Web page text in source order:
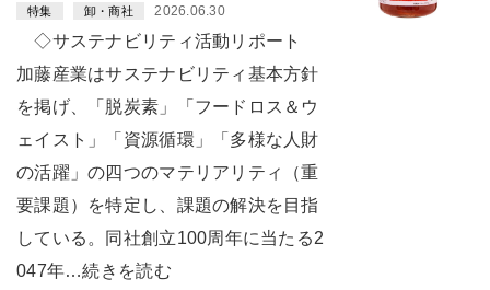
特集 卸・商社 2026.06.30
◇サステナビリティ活動リポート
加藤産業はサステナビリティ基本方針
を掲げ、「脱炭素」「フードロス＆ウ
ェイスト」「資源循環」「多様な人財
の活躍」の四つのマテリアリティ（重
要課題）を特定し、課題の解決を目指
している。同社創立100周年に当たる2
047年…続きを読む